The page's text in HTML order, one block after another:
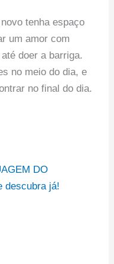
tenha espaço
um amor com
doer a barriga.
no meio do dia, e
no final do dia.
DO
descubra já!